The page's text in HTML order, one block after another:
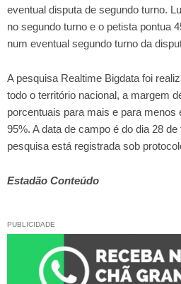
eventual disputa de segundo turno.
no segundo turno e o petista pontua
num eventual segundo turno da
A pesquisa Realtime Bigdata foi
todo o território nacional, a margem
porcentuais para mais e para menos
95%. A data de campo é do dia 28
pesquisa está registrada sob
Estadão Conteúdo
PUBLICIDADE